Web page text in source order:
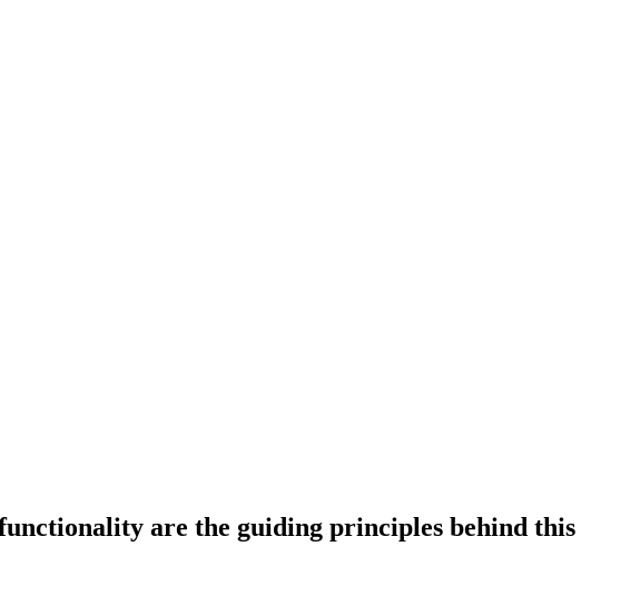
are the guiding principles behind this